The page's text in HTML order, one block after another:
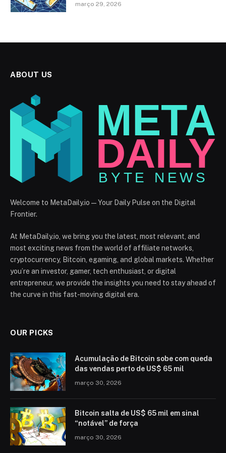
março 29, 2026
ABOUT US
Welcome to MetaDaily.io — Your Daily Pulse on the Digital
Frontier.
At MetaDaily.io, we bring you the latest, most relevant, and
most exciting news from the world of affiliate networks,
cryptocurrency, Bitcoin, egaming, and global markets. Whether
you’re an investor, gamer, tech enthusiast, or digital
entrepreneur, we provide the insights you need to stay ahead of
the curve in this fast-moving digital era.
OUR PICKS
Acumulação de Bitcoin sobe com queda
das vendas perto de US$ 65 mil
março 30, 2026
Bitcoin salta de US$ 65 mil em sinal
“notável” de força
março 30, 2026